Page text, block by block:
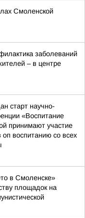
Смоленской
заболеваний
– в центре
старт научно-
«Воспитание
принимают участие
оп воспитанию со всех
в Смоленске»
площадок на